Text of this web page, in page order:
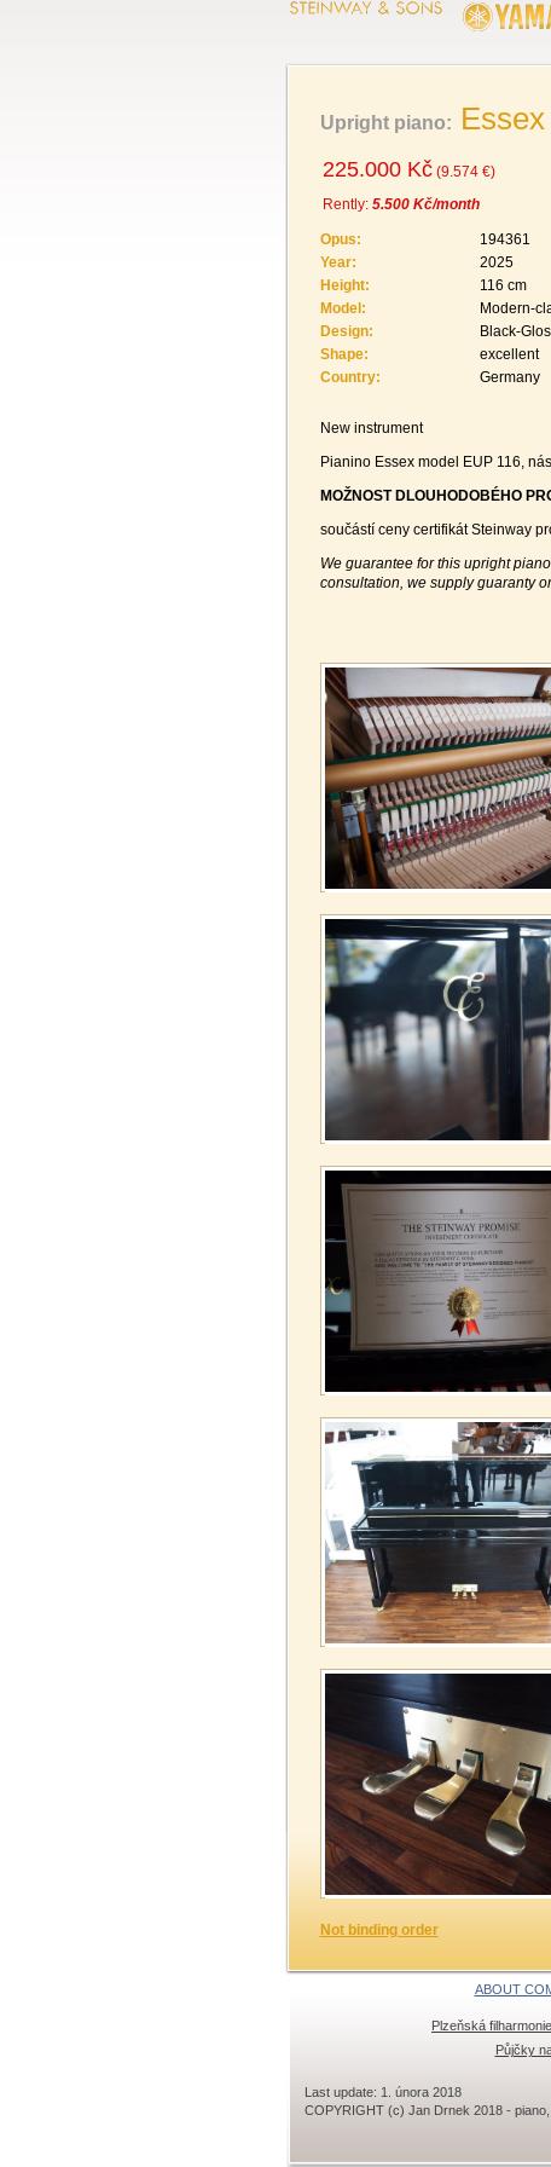
Upright piano: Essex
225.000 Kč(9.574 €)
Rently:5.500 Kč/month
Opus:
194361
Year:
2025
Height:
116 cm
Model:
Modern-
Design:
Black-
Shape:
excellent
Country:
Germany
New instrument
Pianino Essex model EUP 116,
MOŽNOST DLOUHODOBÉHO
součástí ceny certifikát Steinway
We guarantee for this upright
consultation, we supply guaranty
Not binding order
ABOUT
Plzeňská filharmonie
Půjčky
Last update: 1. února 2018
COPYRIGHT (c) Jan Drnek 2018 -